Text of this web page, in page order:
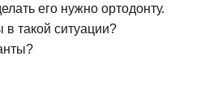
его нужно ортодонту.
такой ситуации?